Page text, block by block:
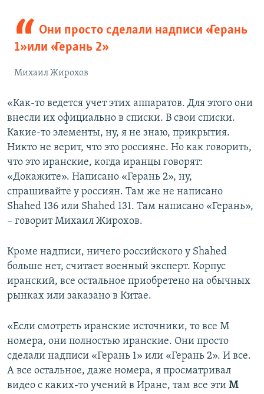
Они просто сделали надписи «Герань
1» или «Герань 2»
Михаил Жирохов
«Как-то ведется учет этих аппаратов. Для этого они
внесли их официально в списки. В свои списки.
Какие-то элементы, ну, я не знаю, прикрытия.
Никто не верит, что это россияне. Но как говорить,
что это иранские, когда иранцы говорят:
«Докажите». Написано «Герань 2», ну,
спрашивайте у россиян. Там же не написано
Shahed 136 или Shahed 131. Там написано «Герань»,
– говорит Михаил Жирохов.
Кроме надписи, ничего российского у Shahed
больше нет, считает военный эксперт. Корпус
иранский, все остальное приобретено на обычных
рынках или заказано в Китае.
«Если смотреть иранские источники, то все М
номера, они полностью иранские. Они просто
сделали надписи «Герань 1» или «Герань 2». И все.
А все остальное, даже номера, я просматривал
видео с каких-то учений в Иране, там все эти М